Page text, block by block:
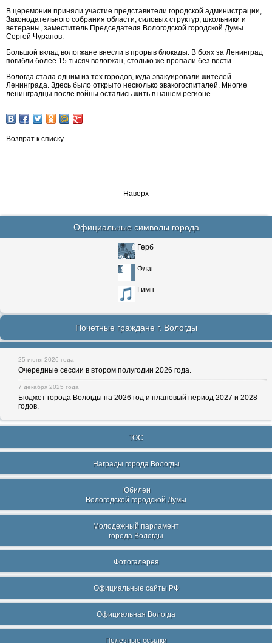
В церемонии приняли участие представители городской администрации,
Законодательного собрания области, силовых структур, школьники и
ветераны, заместитель Председателя Вологодской городской Думы
Сергей Чуранов.
Большой вклад вологжане внесли в прорыв блокады. В боях за Ленинград
погибли более 15 тысяч вологжан, столько же пропали без вести.
Вологда стала одним из тех городов, куда эвакуировали жителей
Ленинграда. Здесь было открыто несколько эвакогоспиталей. Многие
ленинградцы после войны остались жить в нашем регионе.
Возврат к списку
Наверх
Официальные символы города
Герб
Флаг
Гимн
Почетные граждане г. Вологды
25 июня 2026 года
Очередные сессии в втором полугодии 2026 года.
7 декабря 2025 года
Бюджет города Вологды на 2026 год и плановый период 2027 и 2028
годов.
ТОС
Награды города Вологды
Юбилеи
Вологодской городской Думы
Молодежный парламент
города Вологды
Фотогалерея
Официальные сайты РФ
Официальная Вологда
Полезные ссылки